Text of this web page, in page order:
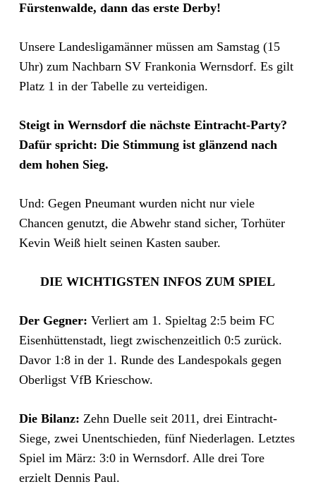
Fürstenwalde, dann das erste Derby!
Unsere Landesligamänner müssen am Samstag (15
Uhr) zum Nachbarn SV Frankonia Wernsdorf. Es gilt
Platz 1 in der Tabelle zu verteidigen.
Steigt in Wernsdorf die nächste Eintracht-Party?
Dafür spricht: Die Stimmung ist glänzend nach
dem hohen Sieg.
Und: Gegen Pneumant wurden nicht nur viele
Chancen genutzt, die Abwehr stand sicher, Torhüter
Kevin Weiß hielt seinen Kasten sauber.
DIE WICHTIGSTEN INFOS ZUM SPIEL
Der Gegner: Verliert am 1. Spieltag 2:5 beim FC
Eisenhüttenstadt, liegt zwischenzeitlich 0:5 zurück.
Davor 1:8 in der 1. Runde des Landespokals gegen
Oberligst VfB Krieschow.
Die Bilanz: Zehn Duelle seit 2011, drei Eintracht-
Siege, zwei Unentschieden, fünf Niederlagen. Letztes
Spiel im März: 3:0 in Wernsdorf. Alle drei Tore
erzielt Dennis Paul.